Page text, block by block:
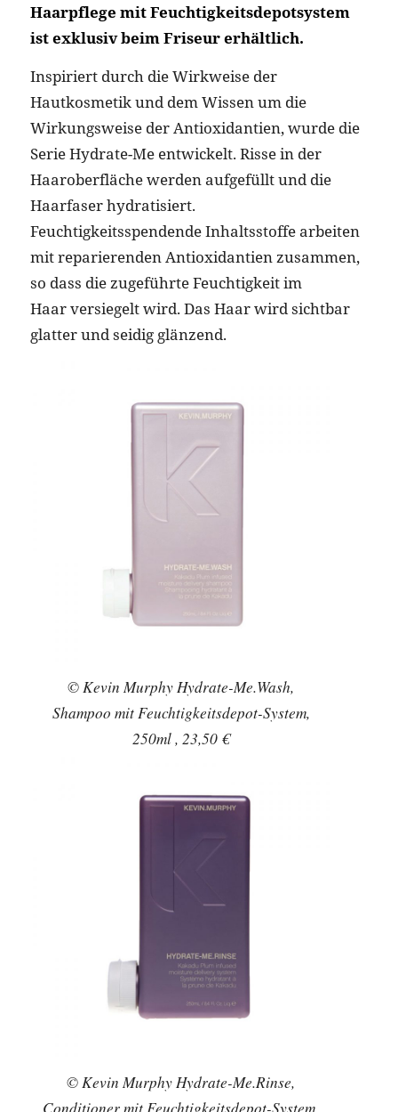
Haarpflege mit Feuchtigkeitsdepotsystem
ist exklusiv beim Friseur erhältlich.
Inspiriert durch die Wirkweise der
Hautkosmetik und dem Wissen um die
Wirkungsweise der Antioxidantien, wurde die
Serie Hydrate-Me entwickelt. Risse in der
Haaroberfläche werden aufgefüllt und die
Haarfaser hydratisiert.
Feuchtigkeitsspendende Inhaltsstoffe arbeiten
mit reparierenden Antioxidantien zusammen,
so dass die zugeführte Feuchtigkeit im
Haar versiegelt wird. Das Haar wird sichtbar
glatter und seidig glänzend.
© Kevin Murphy Hydrate-Me.Wash,
Shampoo mit Feuchtigkeitsdepot-System,
250ml , 23,50 €
© Kevin Murphy Hydrate-Me.Rinse,